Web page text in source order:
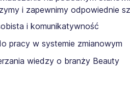
i zapewnimy odpowiednie
i komunikatywność
pracy w systemie zmianowym
wiedzy o branży Beauty